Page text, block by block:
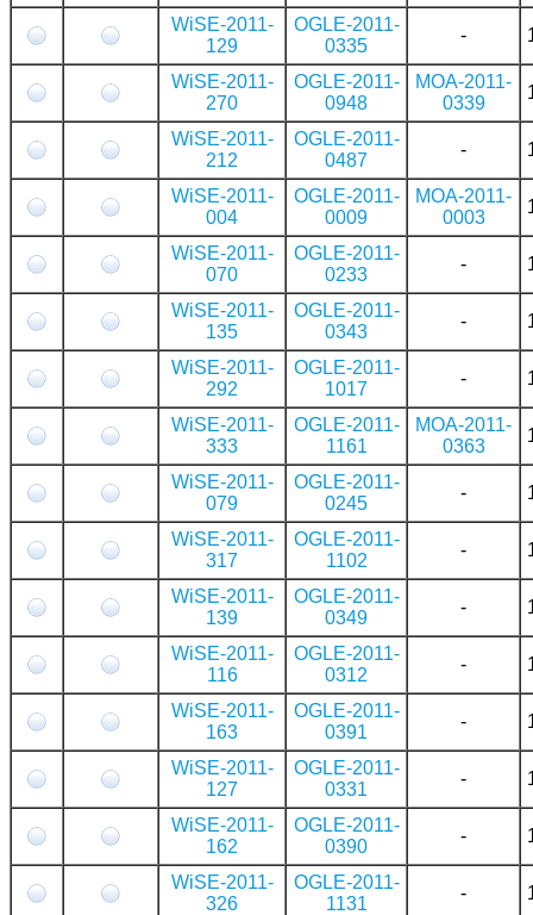
WiSE-2011-
129
OGLE-2011-
0335
-
WiSE-2011-
270
OGLE-2011-
0948
MOA-2011-
0339
WiSE-2011-
212
OGLE-2011-
0487
-
WiSE-2011-
004
OGLE-2011-
0009
MOA-2011-
0003
WiSE-2011-
070
OGLE-2011-
0233
-
WiSE-2011-
135
OGLE-2011-
0343
-
WiSE-2011-
292
OGLE-2011-
1017
-
WiSE-2011-
333
OGLE-2011-
1161
MOA-2011-
0363
WiSE-2011-
079
OGLE-2011-
0245
-
WiSE-2011-
317
OGLE-2011-
1102
-
WiSE-2011-
139
OGLE-2011-
0349
-
WiSE-2011-
116
OGLE-2011-
0312
-
WiSE-2011-
163
OGLE-2011-
0391
-
WiSE-2011-
127
OGLE-2011-
0331
-
WiSE-2011-
162
OGLE-2011-
0390
-
WiSE-2011-
326
OGLE-2011-
1131
-